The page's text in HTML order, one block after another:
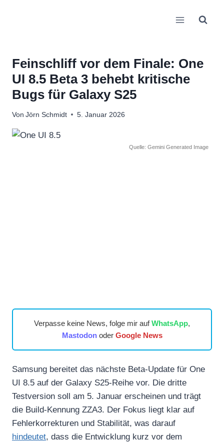
Feinschliff vor dem Finale: One
UI 8.5 Beta 3 behebt kritische
Bugs für Galaxy S25
Von Jörn Schmidt 5. Januar 2026
Quelle: Gemini Generated Image
Verpasse keine News, folge mir aufWhatsApp,
Mastodonoder Google News
Samsung bereitet das nächste Beta‑Update für One
UI 8.5 auf der Galaxy S25-Reihe vor. Die dritte
Testversion soll am 5. Januar erscheinen und trägt
die Build‑Kennung ZZA3. Der Fokus liegt klar auf
Fehlerkorrekturen und Stabilität, was darauf
hindeutet, dass die Entwicklung kurz vor dem